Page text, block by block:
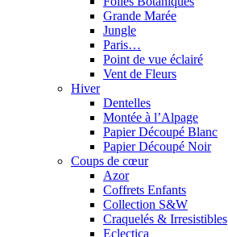
Grande Marée
Jungle
Paris…
Point de vue éclairé
Vent de Fleurs
Hiver
Dentelles
Montée à l’Alpage
Papier Découpé Blanc
Papier Découpé Noir
Coups de cœur
Azor
Coffrets Enfants
Collection S&W
Craquelés & Irresistibles
Eclectica